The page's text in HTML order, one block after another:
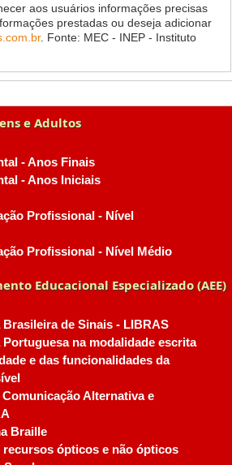
aos usuários informações precisas
prestadas ou deseja adicionar
. Fonte: MEC - INEP - Instituto
e Adultos
- Anos Finais
- Anos Iniciais
Profissional - Nível
Profissional - Nível Médio
Educacional Especializado (AEE)
Brasileira de Sinais - LIBRAS
Portuguesa na modalidade escrita
e das funcionalidades da
Alternativa e
Braille
recursos ópticos e não ópticos